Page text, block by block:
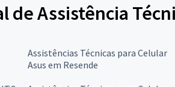
Assistência
Assistências Técnicas para Celular
Asus em Resende